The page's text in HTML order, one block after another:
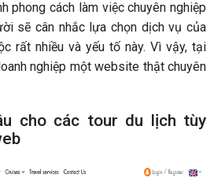
phong cách làm việc chuyên nghiệp
sẽ cân nhắc lựa chọn dịch vụ của
rất nhiều và yếu tố này. Vì vậy, tại
nghiệp một website thật chuyên
cho các tour du lịch tùy